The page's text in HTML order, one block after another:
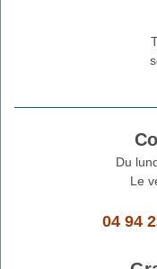
Du
Le
04 94